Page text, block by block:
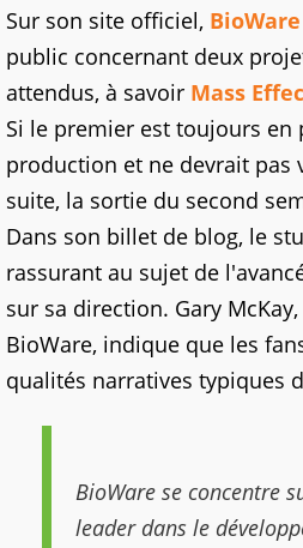
Sur son site officiel, BioWare
public concernant deux
attendus, à savoir Mass
Si le premier est toujours en
production et ne devrait pas
suite, la sortie du second
Dans son billet de blog, le
rassurant au sujet de
sur sa direction. Gary
BioWare, indique que les
qualités narratives typiques
BioWare se concentre
leader dans le